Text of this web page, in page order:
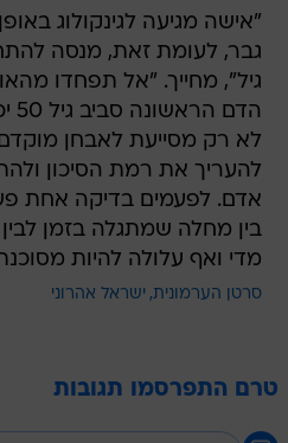
"אישה מגיעה לגינקולוג
גבר, לעומת זאת, מנסה
גיל", מחייך. "אל תפחדו
לא רק מסייעת לאבחן
להעריך את רמת הסיכון
אדם. לפעמים בדיקה אחת
בין מחלה שמתגלה בזמן
מדי ואף עלולה להיות
סרטן הערמונית ישראל אהרוני
טרם התפרסמו תגובות